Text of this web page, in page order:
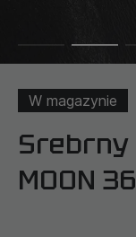
W magazynie
Srebrny
MOON